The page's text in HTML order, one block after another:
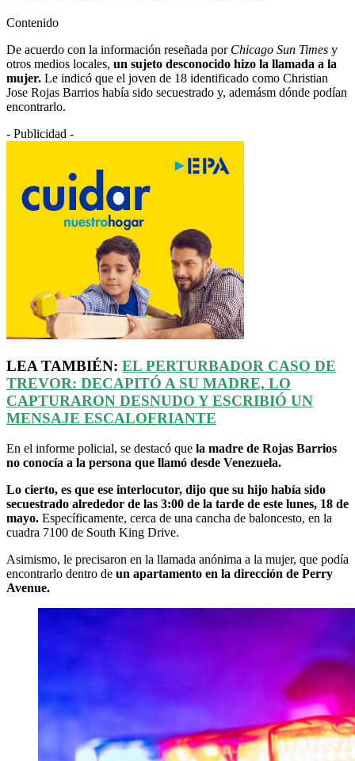
Contenido
De acuerdo con la información reseñada por Chicago Sun Times y
otros medios locales, un sujeto desconocido hizo la llamada a la
mujer. Le indicó que el joven de 18 identificado como Christian
Jose Rojas Barrios había sido secuestrado y, ademásm dónde podían
encontrarlo.
- Publicidad -
LEA TAMBIÉN: EL PERTURBADOR CASO DE
TREVOR: DECAPITÓ A SU MADRE, LO
CAPTURARON DESNUDO Y ESCRIBIÓ UN
MENSAJE ESCALOFRIANTE
En el informe policial, se destacó que la madre de Rojas Barrios
no conocía a la persona que llamó desde Venezuela.
Lo cierto, es que ese interlocutor, dijo que su hijo había sido
secuestrado alrededor de las 3:00 de la tarde de este lunes, 18 de
mayo. Específicamente, cerca de una cancha de baloncesto, en la
cuadra 7100 de South King Drive.
Asimismo, le precisaron en la llamada anónima a la mujer, que podía
encontrarlo dentro de un apartamento en la dirección de Perry
Avenue.